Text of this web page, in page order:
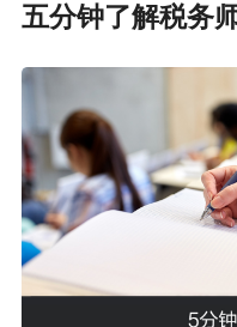
五分钟了解税务